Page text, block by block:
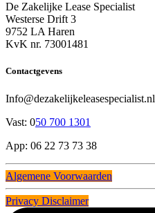
De Zakelijke Lease Specialist
Westerse Drift 3
9752 LA Haren
KvK nr. 73001481
Contactgevens
Info@dezakelijkeleasespecialist.nl
Vast: 050 700 1301
App: 06 22 73 73 38
Algemene Voorwaarden
Privacy Disclaimer